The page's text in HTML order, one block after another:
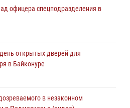
офицера спецподразделения в
открытых дверей для
в Байконуре
в незаконном